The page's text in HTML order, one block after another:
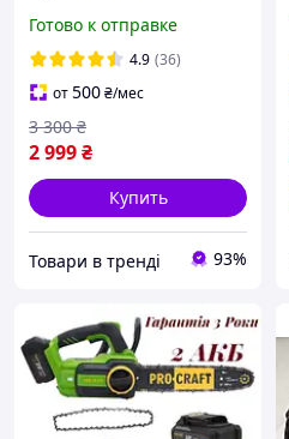
Гранантия 3 Рокки
Готово к отправке
4.9 (36)
от500₴/мес
2 999₴
3 300 ₴
Купить
Товари в тренді 93%